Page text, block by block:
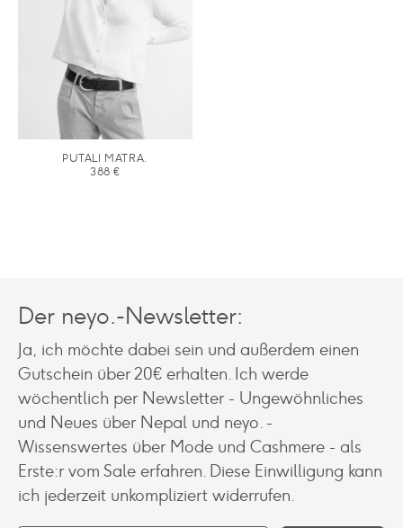
PUTALI MATRA.
388€
Der neyo.-Newsletter:
Ja, ich möchte dabei sein und außerdem einen
Gutschein über 20€ erhalten. Ich werde
wöchentlich per Newsletter - Ungewöhnliches
und Neues über Nepal und neyo. -
Wissenswertes über Mode und Cashmere - als
Erste:r vom Sale erfahren. Diese Einwilligung kann
ich jederzeit unkompliziert widerrufen.